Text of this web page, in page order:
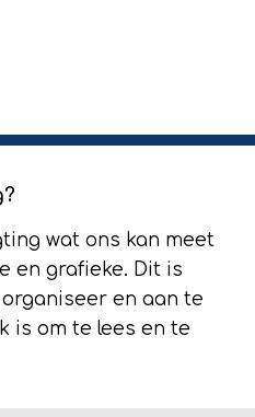
wat ons kan meet
en grafieke. Dit is
en aan te
is om te lees en te